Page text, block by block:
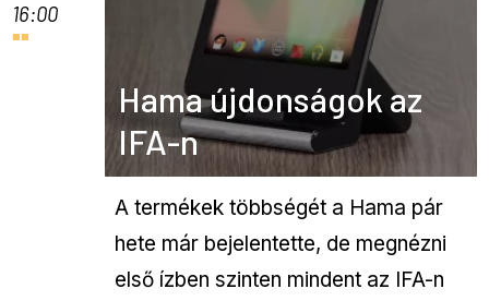
16:00
Hama újdonságok az
IFA-n
A termékek többségét a Hama pár
hete már bejelentette, de megnézni
első ízben szinten mindent az IFA-n